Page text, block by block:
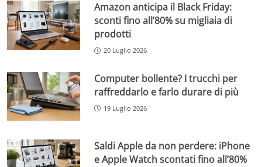
Amazon anticipa il Black Friday:
sconti fino all’80% su migliaia di
prodotti
20 Luglio 2026
Computer bollente? I trucchi per
raffreddarlo e farlo durare di più
19 Luglio 2026
Saldi Apple da non perdere: iPhone
e Apple Watch scontati fino all’80%